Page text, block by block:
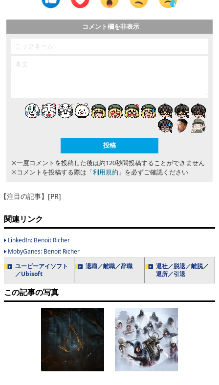
コメント欄を非表示
※一度コメントを投稿した後は約120秒間投稿することができません
※コメントを投稿する際は 「利用規約」 を必ずご確認ください
【注目の記事】[PR]
関連リンク
LinkedIn: Benoit Richer
MobyGanes: Benoit Richer
ユービーアイソフト
／Ubisoft
退職／離職／辞職
退社／脱退／離脱／
退所／引退
この記事の写真